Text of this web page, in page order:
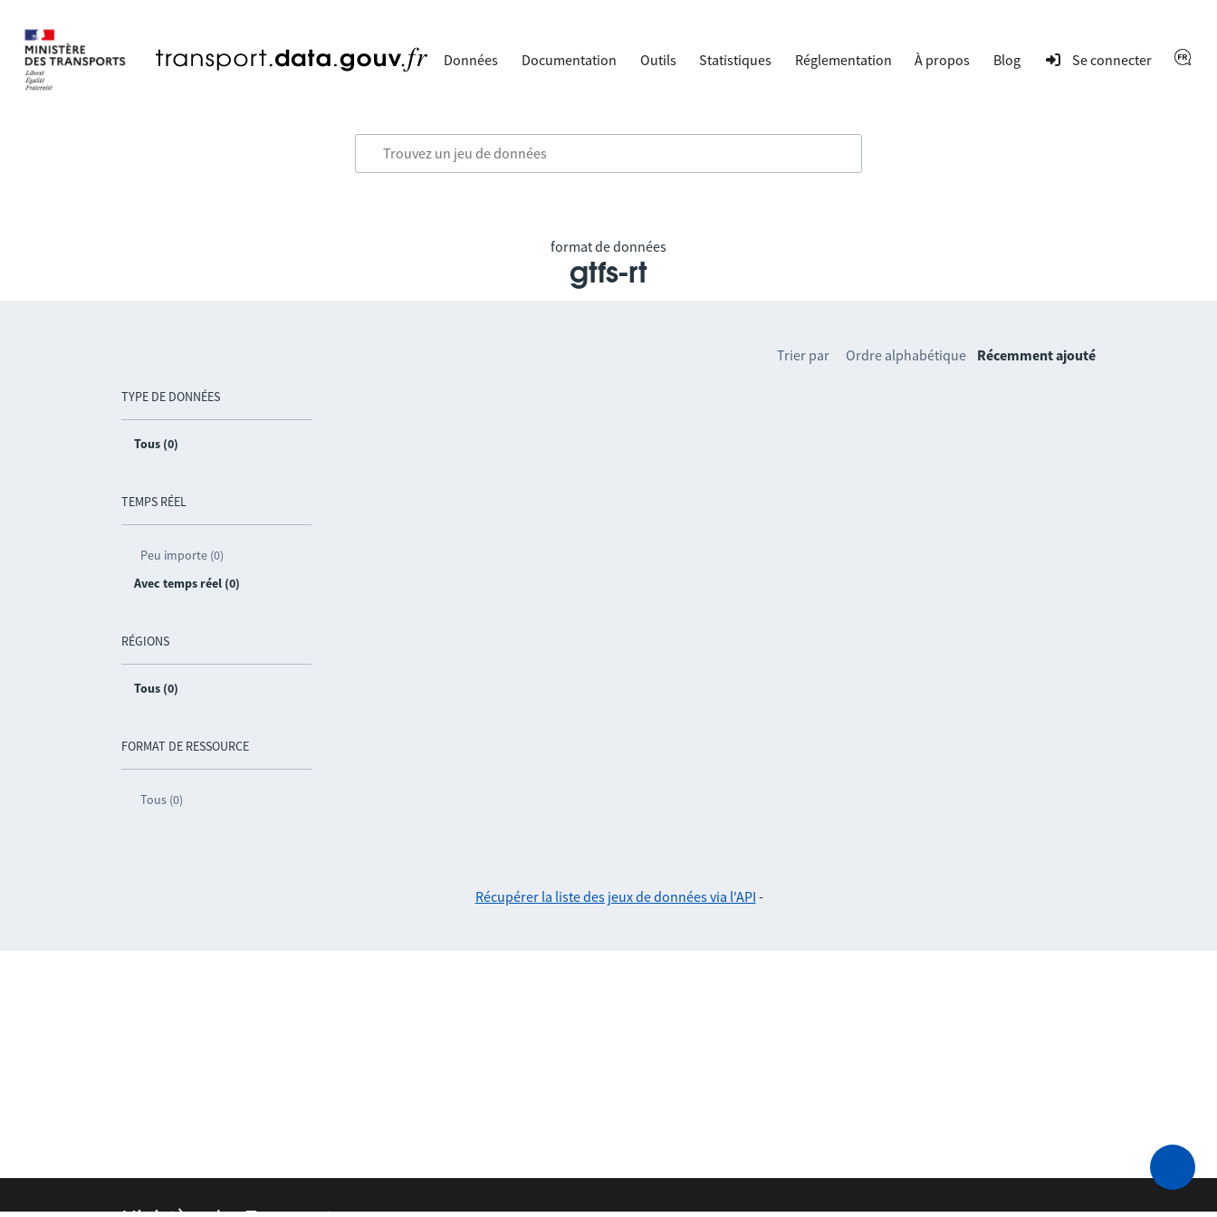
Données Documentation Outils Statistiques Réglementation À propos Blog Se connecter
format de données
gtfs-rt
TYPE DE DONNÉES
Tous (0)
TEMPS RÉEL
Peu importe (0)
Avec temps réel (0)
RÉGIONS
Tous (0)
FORMAT DE RESSOURCE
Tous (0)
Trier par Ordre alphabétique Récemment ajouté
Récupérer la liste des jeux de données via l'API -